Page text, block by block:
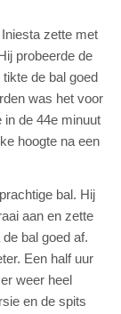
zette met
probeerde de
de bal goed
was het voor
de 44e minuut
hoogte na een
bal. Hij
aan en zette
bal goed af.
Een half uur
weer heel
en de spits